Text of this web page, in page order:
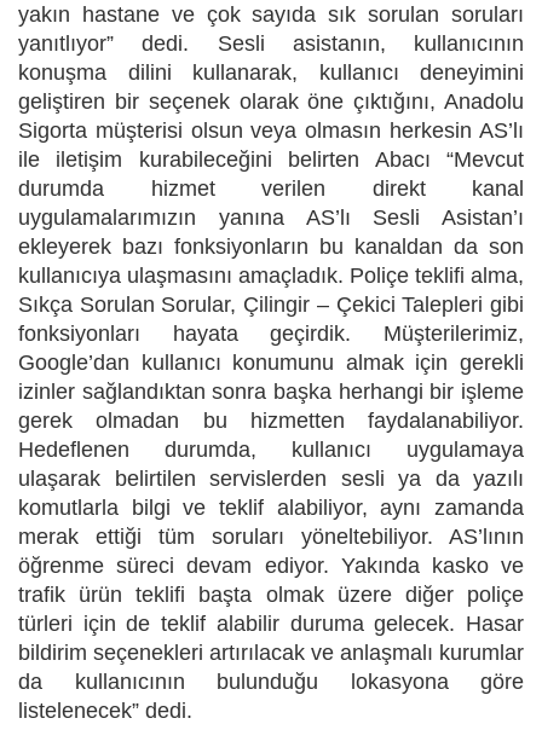
yakın hastane ve çok sayıda sık sorulan soruları
yanıtlıyor” dedi. Sesli asistanın, kullanıcının
konuşma dilini kullanarak, kullanıcı deneyimini
geliştiren bir seçenek olarak öne çıktığını, Anadolu
Sigorta müşterisi olsun veya olmasın herkesin AS’lı
ile iletişim kurabileceğini belirten Abacı “Mevcut
durumda hizmet verilen direkt kanal
uygulamalarımızın yanına AS’lı Sesli Asistan’ı
ekleyerek bazı fonksiyonların bu kanaldan da son
kullanıcıya ulaşmasını amaçladık. Poliçe teklifi alma,
Sıkça Sorulan Sorular, Çilingir – Çekici Talepleri gibi
fonksiyonları hayata geçirdik. Müşterilerimiz,
Google’dan kullanıcı konumunu almak için gerekli
izinler sağlandıktan sonra başka herhangi bir işleme
gerek olmadan bu hizmetten faydalanabiliyor.
Hedeflenen durumda, kullanıcı uygulamaya
ulaşarak belirtilen servislerden sesli ya da yazılı
komutlarla bilgi ve teklif alabiliyor, aynı zamanda
merak ettiği tüm soruları yöneltebiliyor. AS’lının
öğrenme süreci devam ediyor. Yakında kasko ve
trafik ürün teklifi başta olmak üzere diğer poliçe
türleri için de teklif alabilir duruma gelecek. Hasar
bildirim seçenekleri artırılacak ve anlaşmalı kurumlar
da kullanıcının bulunduğu lokasyona göre
listelenecek” dedi.